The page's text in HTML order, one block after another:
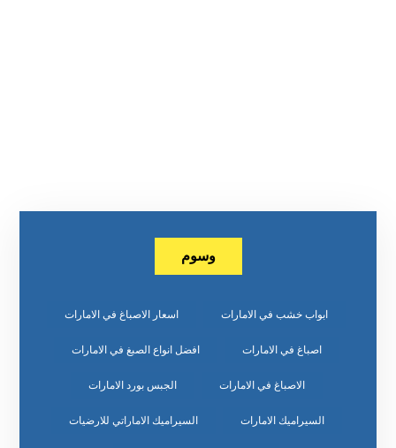
وسوم
ابواب خشب في الامارات اسعار الاصباغ في الامارات
اصباغ في الامارات افضل انواع الصبغ في الامارات
الاصباغ في الامارات الجبس بورد الامارات
السيراميك الامارات السيراميك الاماراتي للارضيات